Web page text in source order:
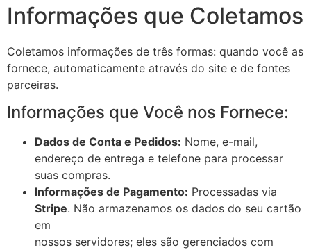
Informações que Coletamos
Coletamos informações de três formas: quando você as
fornece, automaticamente através do site e de fontes
parceiras.
Informações que Você nos Fornece:
Dados de Conta e Pedidos: Nome, e-mail,
endereço de entrega e telefone para processar
suas compras.
Informações de Pagamento: Processadas via
Stripe. Não armazenamos os dados do seu cartão
em
nossos servidores; eles são gerenciados com